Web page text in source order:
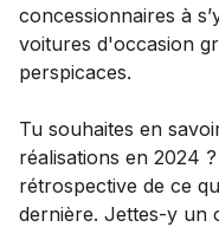
concessionnaires à
voitures d'occasion
perspicaces.
Tu souhaites en
réalisations en 2024
rétrospective de ce
dernière. Jettes-y un